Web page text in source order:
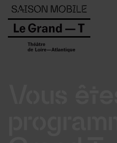
Panneau de gestion des cookies